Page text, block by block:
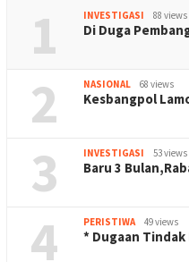
1 INVESTIGASI 88 views
Di Duga
2 NASIONAL 68 views
Kesbangpol
3 INVESTIGASI 53 views
Baru 3
4 PERISTIWA 49 views
* Dugaan